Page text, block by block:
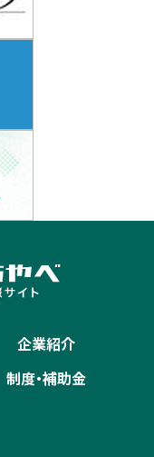
企業紹介
制度・補助金